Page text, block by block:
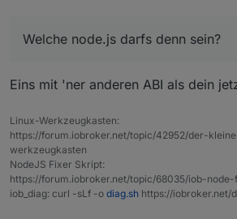
Welche node.js darfs denn sein?
Eins mit 'ner anderen ABI als dein
Linux-Werkzeugkasten:
https://forum.iobroker.net/topic/42952/der-
werkzeugkasten
NodeJS Fixer Skript:
https://forum.iobroker.net/topic/68035/iob-
iob_diag: curl -sLf -o diag.sh https://iobroker.net/